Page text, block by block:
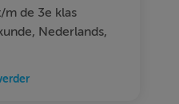
m de 3e klas
Nederlands,